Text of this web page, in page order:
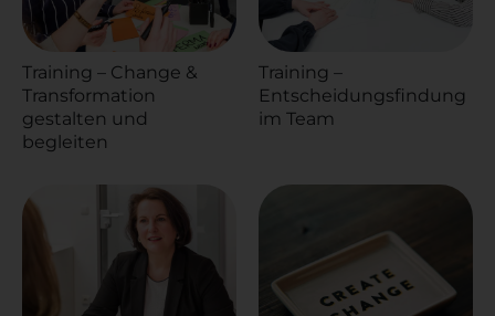
Training – Change &
Transformation
gestalten und
begleiten
Training –
Entscheidungsfindung
im Team